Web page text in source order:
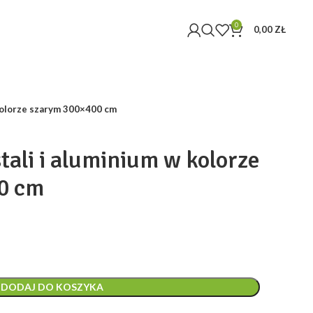
0 0,00 ZŁ
szarym 300×400 cm
i aluminium w kolorze
cm
zł.
DODAJ DO KOSZYKA